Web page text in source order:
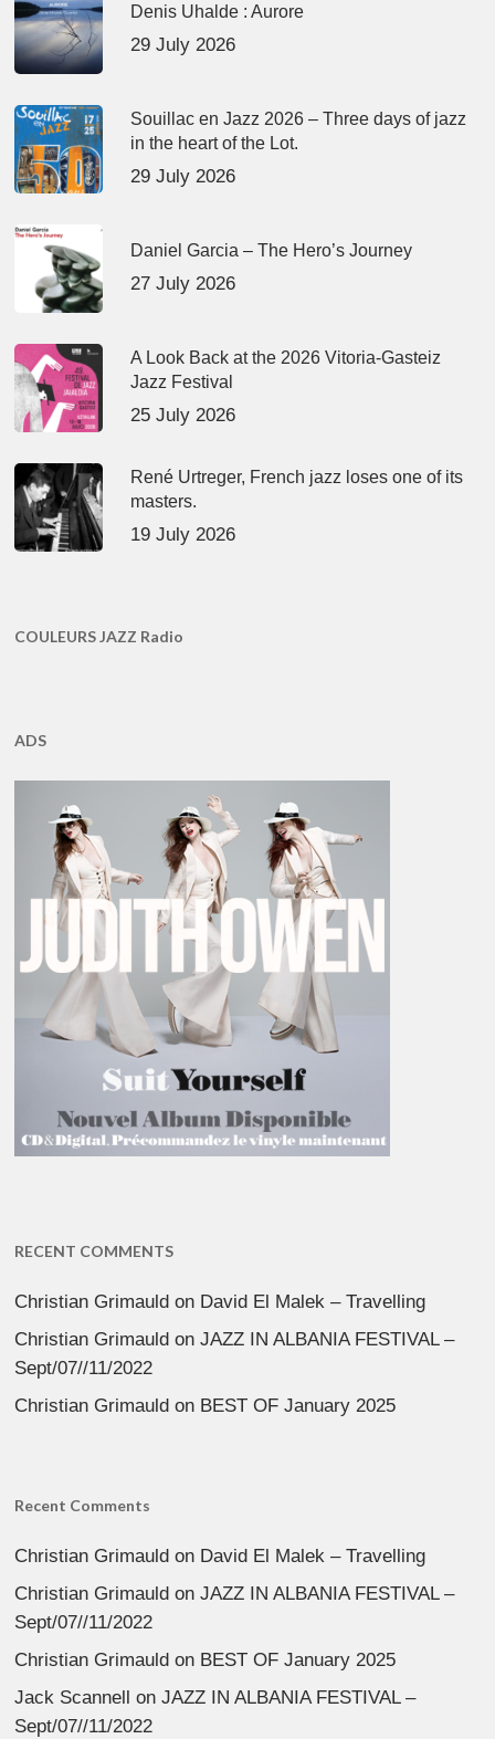
Denis Uhalde : Aurore
29 July 2026
Souillac en Jazz 2026 – Three days of jazz
in the heart of the Lot.
29 July 2026
Daniel Garcia – The Hero’s Journey
27 July 2026
A Look Back at the 2026 Vitoria-Gasteiz
Jazz Festival
25 July 2026
René Urtreger, French jazz loses one of its
masters.
19 July 2026
COULEURS JAZZ Radio
ADS
RECENT COMMENTS
Christian Grimauld on David El Malek – Travelling
Christian Grimauld onJAZZ IN ALBANIA FESTIVAL –
Sept/07//11/2022
Christian Grimauld on BEST OF January 2025
Recent Comments
Christian Grimauld on David El Malek – Travelling
Christian Grimauld onJAZZ IN ALBANIA FESTIVAL –
Sept/07//11/2022
Christian Grimauld on BEST OF January 2025
Jack Scannell onJAZZ IN ALBANIA FESTIVAL –
Sept/07//11/2022